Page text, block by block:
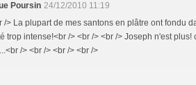
Poursin 24/12/2010 11:19
/> La plupart de mes santons en plâtre ont fondu
trop intense!<br /> <br /> <br /> Joseph n'est plus!
/> <br /> <br /> <br />